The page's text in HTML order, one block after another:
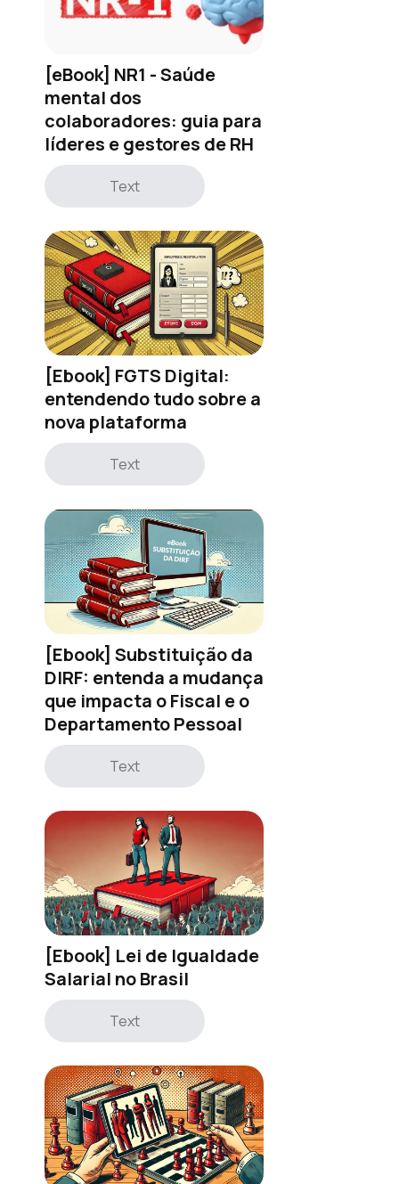
[eBook] NR1 - Saúde
mental dos
colaboradores: guia para
líderes e gestores de RH
Text
[Ebook] FGTS Digital:
entendendo tudo sobre a
nova plataforma
Text
[Ebook] Substituição da
DIRF: entenda a mudança
que impacta o Fiscal e o
Departamento Pessoal
Text
[Ebook] Lei de Igualdade
Salarial no Brasil
Text